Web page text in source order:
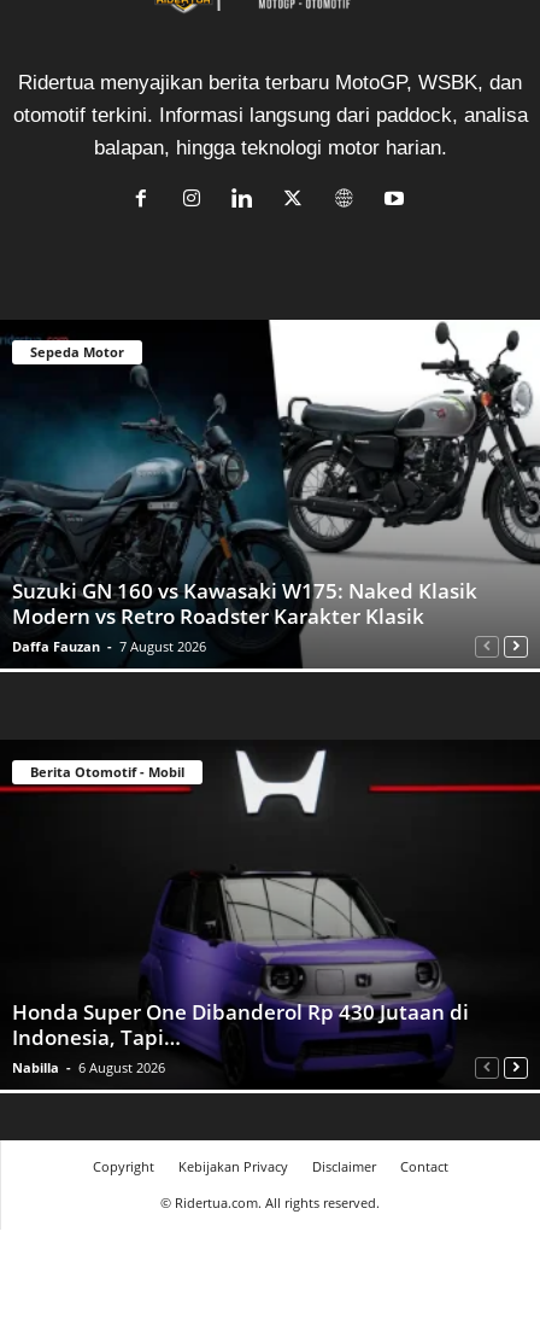
Ridertua menyajikan berita terbaru MotoGP, WSBK, dan
otomotif terkini. Informasi langsung dari paddock, analisa
balapan, hingga teknologi motor harian.
Sepeda Motor
Suzuki GN 160 vs Kawasaki W175: Naked Klasik
Modern vs Retro Roadster Karakter Klasik
Daffa Fauzan - 7 August 2026
Berita Otomotif - Mobil
Honda Super One Dibanderol Rp 430 Jutaan di
Indonesia, Tapi…
Nabilla - 6 August 2026
Copyright Kebijakan Privacy Disclaimer
Contact
© Ridertua.com. All rights reserved.